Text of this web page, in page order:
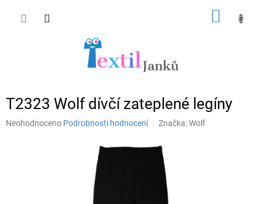
T2323 Wolf dívčí zateplené legíny
Průměrné
Neohodnoceno Podrobnosti hodnocení Značka:Wolf